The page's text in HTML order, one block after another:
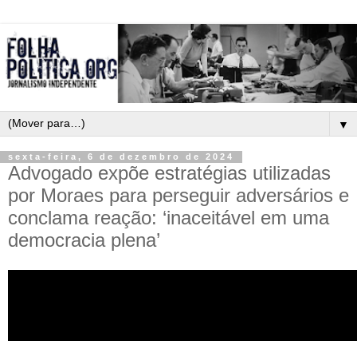
▼
sexta-feira, 6 de dezembro de 2024
Advogado expõe estratégias utilizadas
por Moraes para perseguir adversários e
conclama reação: ‘inaceitável em uma
democracia plena’